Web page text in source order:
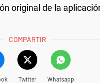
original de la
COMPARTIR
Twitter Whatsapp